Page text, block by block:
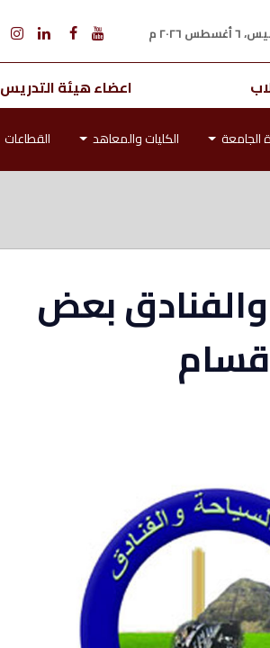
٢٠٢٦ م
اعضاء هيئة التدريس
الجامعة الكليات والمعاهد القطاعات
والفنادق بعض